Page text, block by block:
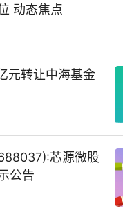
动态焦点
元转让中海基金
芯源微股
公告